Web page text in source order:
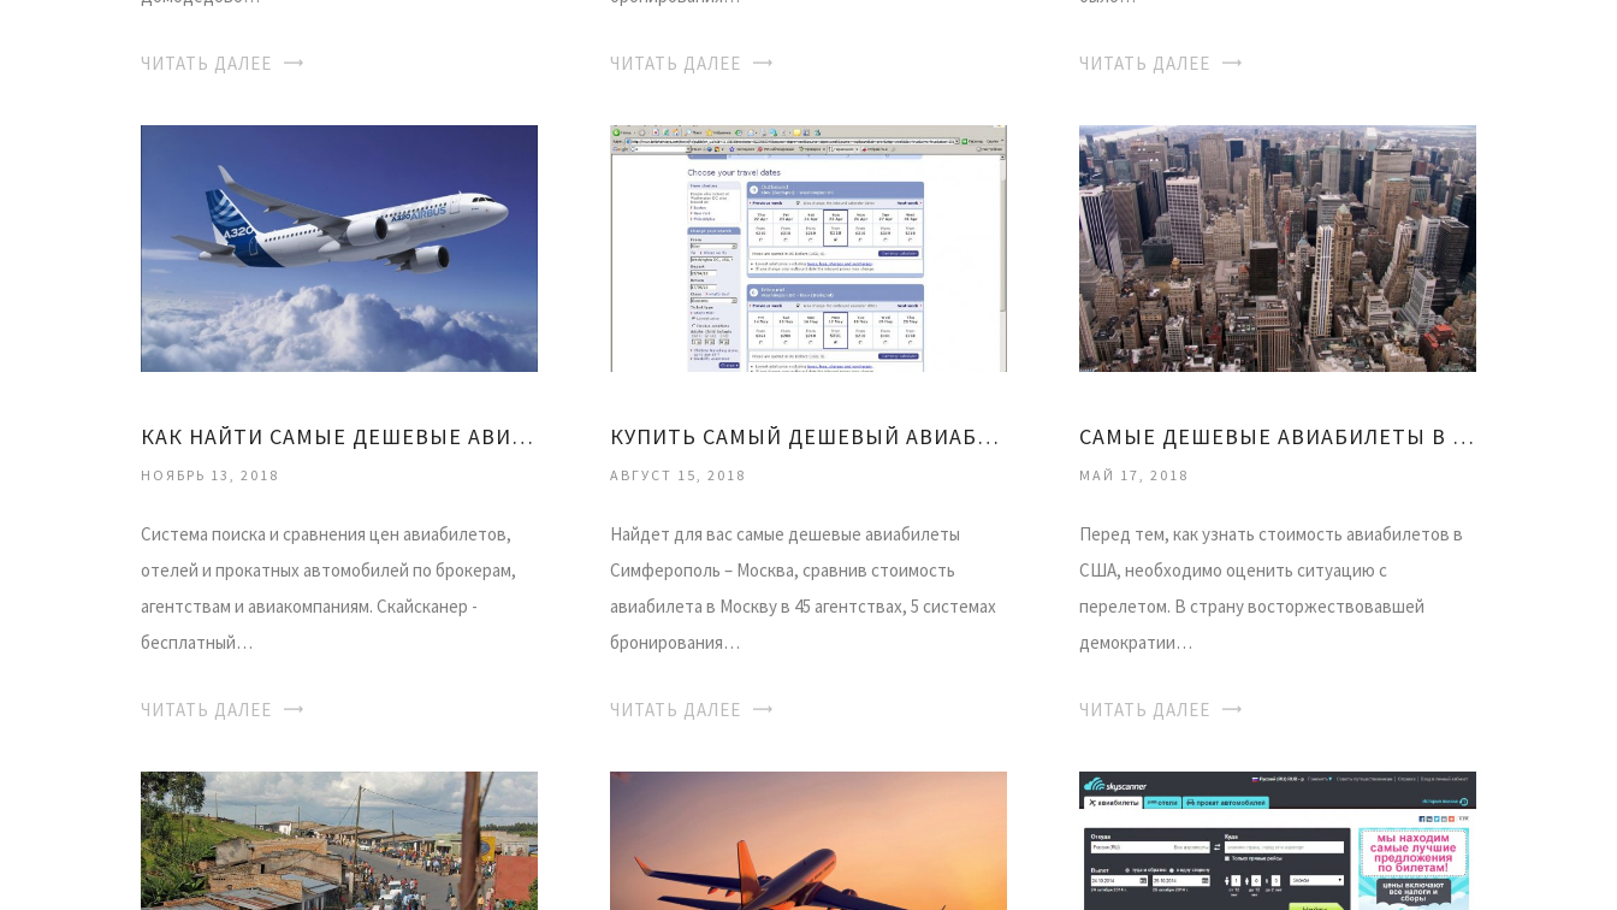
ЧИТАТЬ ДАЛЕЕ ЧИТАТЬ ДАЛЕЕ ЧИТАТЬ ДАЛЕЕ
КАК НАЙТИ САМЫЕ ДЕШЕВЫЕ АВИАБИЛЕТЫ
НОЯБРЬ 13, 2018
Система поиска и сравнения цен авиабилетов,
отелей и прокатных автомобилей по брокерам,
агентствам и авиакомпаниям. Скайсканер -
бесплатный…
ЧИТАТЬ ДАЛЕЕ
КУПИТЬ САМЫЙ ДЕШЕВЫЙ АВИАБИЛЕТ
АВГУСТ 15, 2018
Найдет для вас самые дешевые авиабилеты
Симферополь – Москва, сравнив стоимость
авиабилета в Москву в 45 агентствах, 5 системах
бронирования…
ЧИТАТЬ ДАЛЕЕ
САМЫЕ ДЕШЕВЫЕ АВИАБИЛЕТЫ В США
МАЙ 17, 2018
Перед тем, как узнать стоимость авиабилетов в
США, необходимо оценить ситуацию с
перелетом. В страну восторжествовавшей
демократии…
ЧИТАТЬ ДАЛЕЕ